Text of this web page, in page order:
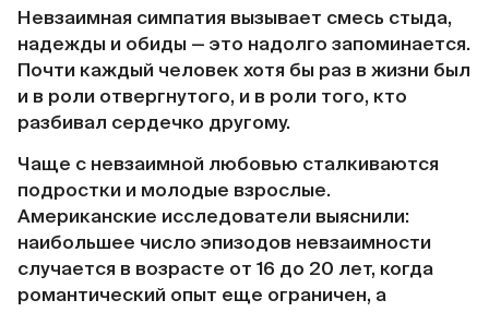
Невзаимная симпатия вызывает смесь стыда,
надежды и обиды — это надолго запоминается.
Почти каждый человек хотя бы раз в жизни был
и в роли отвергнутого, и в роли того, кто
разбивал сердечко другому.
Чаще с невзаимной любовью сталкиваются
подростки и молодые взрослые.
Американские исследователи выяснили:
наибольшее число эпизодов невзаимности
случается в возрасте от 16 до 20 лет, когда
романтический опыт еще ограничен, а